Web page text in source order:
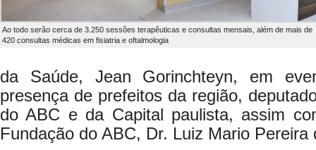
Ao todo serão cerca de 3.250 sessões terapêuticas e consultas mensais, além de mais de
420 consultas médicas em fisiatria e oftalmologia
da Saúde, Jean Gorinchteyn, em
presença de prefeitos da região,
do ABC e da Capital paulista, assim
Fundação do ABC, Dr. Luiz Mario Pereira